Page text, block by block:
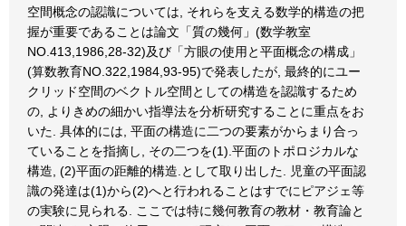
空間概念の認識については, それらを支える数学的構造の把
握が重要であることは論文「質の幾何」(数学教室
NO.413,1986,28-32)及び「方眼の使用と平面概念の構成」
(算数教育NO.322,1984,93-95)で発表したが, 最終的にユー
クリッド空間のベクトル空間としての構造を認識するため
の, よりきめの細かい指導法を分析研究することに重点をお
いた. 具体的には, 平面の構造に二つの要素がからまり合っ
ていることを指摘し, その二つを(1).平面のトポロジカルな
構造, (2)平面の距離的構造.として取り出した. 児童の平面認
識の発達は(1)から(2)へと行われることはすでにピアジェ等
の実験に見られる. ここでは特に幾何教育の教材・教育論と